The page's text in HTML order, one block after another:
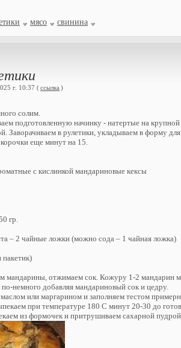
мясо свинина
г. 10:37 (ссылка )
солим.
подготовленную начинку - натертые на
Заворачиваем в рулетики, укладываем в форму
еще минут на 15.
с кислинкой мандариновые кексы
гр.
– 2 чайные ложки (можно сода – 1 чайная ложка)
мандарины, отжимаем сок. Кожуру 1-2 мандарин
немного добавляя мандариновый сок и цедру.
или маргарином и заполняем тестом
при температуре 180 С минут 20-30 до
из формочек и притрушиваем сахарной